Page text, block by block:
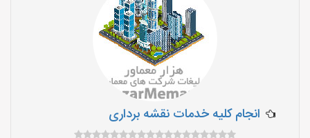
انجام کلیه خدمات نقشه برداری